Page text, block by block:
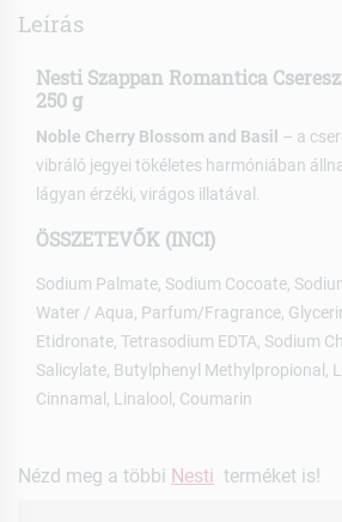
Leírás
Nesti Szappan Romantica
250 g
Noble Cherry Blossom and Basil – a
vibráló jegyei tökéletes harmóniában
lágyan érzéki, virágos illatával.
ÖSSZETEVŐK (INCI)
Sodium Palmate, Sodium Cocoate,
Water / Aqua, Parfum/Fragrance,
Etidronate, Tetrasodium EDTA, Sodium
Salicylate, Butylphenyl Methylpropional,
Cinnamal, Linalool, Coumarin
Nézd meg a többi Nesti terméket is!